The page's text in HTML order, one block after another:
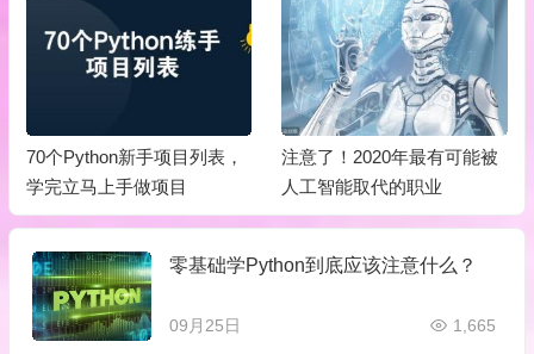
70个Python新手项目列表，
学完立马上手做项目
注意了！2020年最有可能被
人工智能取代的职业
零基础学Python到底应该注意什么？
09月25日 1,665